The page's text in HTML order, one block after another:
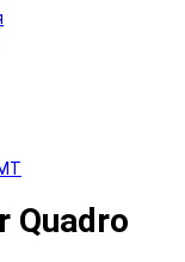
Quadro